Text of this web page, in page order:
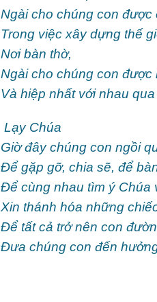
Ngài cho chúng con được
Trong việc xây dựng thế
Nơi bàn thờ,
Ngài cho chúng con được
Và hiệp nhất với nhau
Lạy Chúa
Giờ đây chúng con ngồi
Để gặp gỡ, chia sẽ, để
Để cùng nhau tìm ý Chúa
Xin thánh hóa những
Để tất cả trở nên con
Đưa chúng con đến